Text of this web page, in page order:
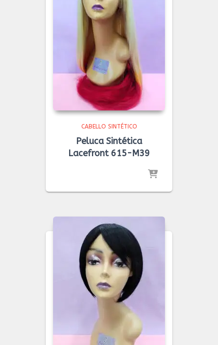
CABELLO SINTÉTICO
Peluca Sintética
Lacefront 615-M39